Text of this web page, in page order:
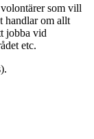
som vill
handlar om allt
jobba vid
etc.